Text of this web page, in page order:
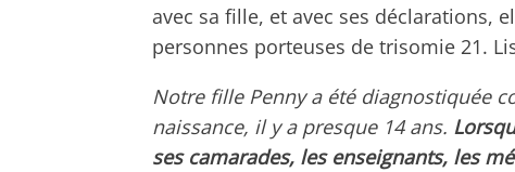
avec sa fille, et avec ses déclarations,
personnes porteuses de trisomie 21.
Notre fille Penny a été diagnostiquée
naissance, il y a presque 14 ans.
ses camarades, les enseignants, les